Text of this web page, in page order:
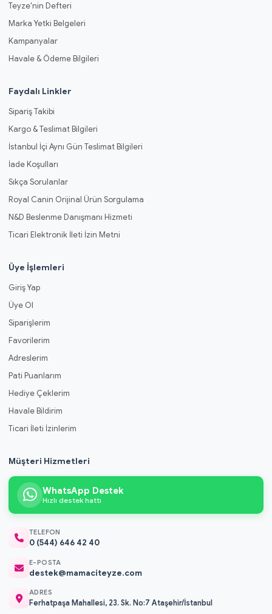
Teyze'nin Defteri
Marka Yetki Belgeleri
Kampanyalar
Havale & Ödeme Bilgileri
Faydalı Linkler
Sipariş Takibi
Kargo & Teslimat Bilgileri
İstanbul İçi Aynı Gün Teslimat Bilgileri
İade Koşulları
Sıkça Sorulanlar
Royal Canin Orijinal Ürün Sorgulama
N&D Beslenme Danışmanı Hizmeti
Ticari Elektronik İleti İzin Metni
Üye İşlemleri
Giriş Yap
Üye Ol
Siparişlerim
Favorilerim
Adreslerim
Pati Puanlarım
Hediye Çeklerim
Havale Bildirim
Ticari İleti İzinlerim
Müşteri Hizmetleri
WhatsApp Destek
Hızlı destek hattı
TELEFON
0 (544) 646 42 40
E-POSTA
destek@mamaciteyze.com
ADRES
Ferhatpaşa Mahallesi, 23. Sk. No:7 Ataşehir/İstanbul